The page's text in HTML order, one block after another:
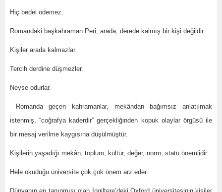
Hiç bedel ödemez.
Romandaki başkahraman Peri; arada, derede kalmış bir kişi değildir.
Kişiler arada kalmazlar.
Tercih derdine düşmezler.
Neyse odurlar.
Romanda geçen kahramanlar, mekândan bağımsız anlatılmak
istenmiş, “coğrafya kaderdir” gerçekliğinden kopuk olaylar örgüsü ile
bir mesaj verilme kaygısına düşülmüştür.
Kişilerin yaşadığı mekân, toplum, kültür, değer, norm, statü önemlidir.
Hele okuduğu üniversite çok çok önem arz eder.